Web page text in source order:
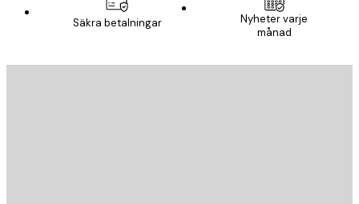
Säkra betalningar
Nyheter varje
månad